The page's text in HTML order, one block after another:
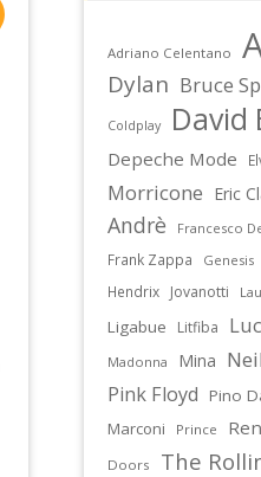
Adriano Celentano
Dylan Bruce
Coldplay David
Depeche Mode
Morricone Eric
Andrè
Francesco
Frank Zappa Genesis
Hendrix
Jovanotti
Ligabue Litfiba
Madonna Mina
Pink Floyd Pino
Marconi
Prince
Doors
The